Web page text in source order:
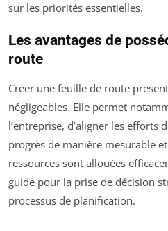
sur les priorités essentielles.
Les avantages de
route
Créer une feuille de route
négligeables. Elle permet
l’entreprise, d’aligner les efforts
progrès de manière mesurable
ressources sont allouées
guide pour la prise de décision
processus de planification.